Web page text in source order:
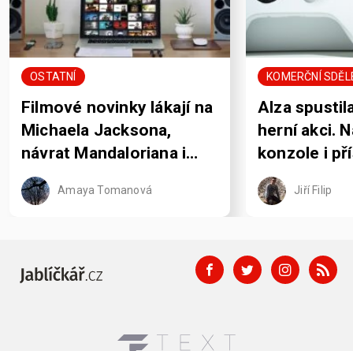
OSTATNÍ
Filmové novinky lákají na
Michaela Jacksona,
návrat Mandaloriana i
pořádně krvavou Jane
Austenovou
Amaya Tomanová
KOMERČNÍ
Alza
herní akci.
konzole i
rozdává
Jiří Filip